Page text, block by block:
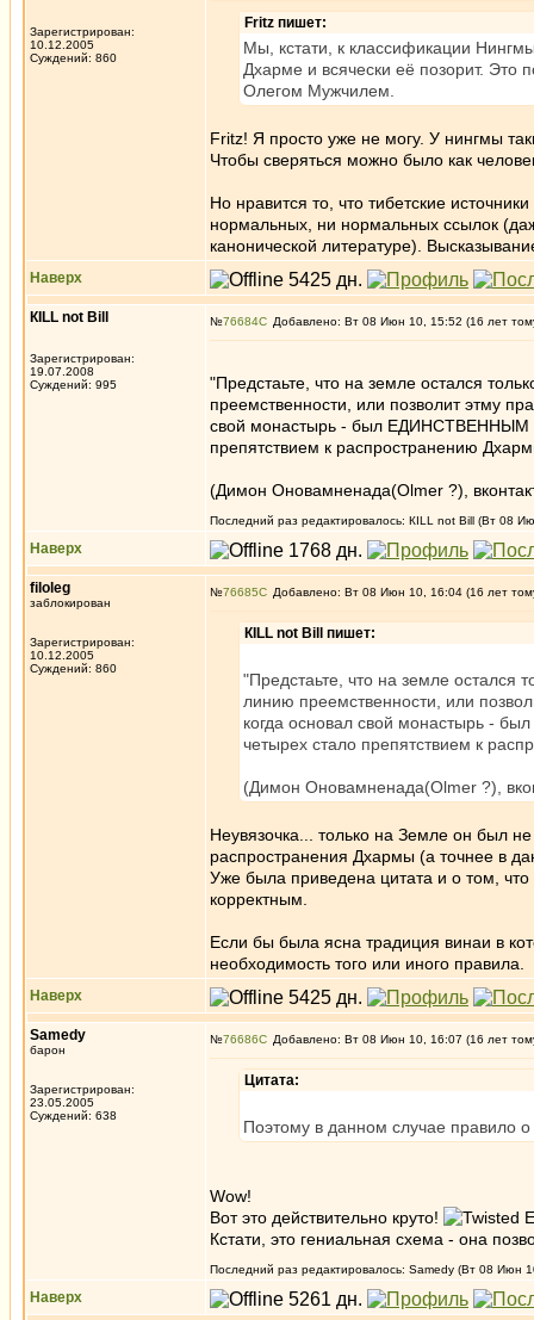
Зарегистрирован:
10.12.2005
Суждений: 860
Fritz пишет:
Мы, кстати, к классификации
Дхарме и всячески её позорит. Это
Олегом Мужчилем.
Fritz! Я просто уже не могу. У нингмы
Чтобы сверяться можно было как
Но нравится то, что тибетские
нормальных, ни нормальных ссылок
канонической литературе).
Наверх
КILL not Вill
Зарегистрирован:
19.07.2008
Суждений: 995
№76684 Добавлено: Вт 08 Июн 10, 15:52 (16 лет
"Предстаьте, что на земле остался
преемственности, или позволит этму
свой монастырь - был ЕДИНСТВЕННЫМ
препятствием к распространению
(Димон Оновамненада(Оlmer ?),
Последний раз редактировалось: КILL not Вill (Вт 08
Наверх
filoleg
заблокирован
Зарегистрирован:
10.12.2005
Суждений: 860
№76685 Добавлено: Вт 08 Июн 10, 16:04 (16 лет
КILL not Вill пишет:
"Предстаьте, что на земле остался
линию преемственности, или
когда основал свой монастырь -
четырех стало препятствием к
(Димон Оновамненада(Оlmer ?),
Неувязочка... только на Земле он был
распространения Дхармы (а точнее в
Уже была приведена цитата и о том,
корректным.
Если бы была ясна традиция винаи в
необходимость того или иного правила.
Наверх
Samedy
барон
Зарегистрирован:
23.05.2005
Суждений: 638
№76686 Добавлено: Вт 08 Июн 10, 16:07 (16 лет
Цитата:
Поэтому в данном случае правило
Wow!
Вот это действительно круто!
Кстати, это гениальная схема - она
Последний раз редактировалось: Samedy (Вт 08 Июн
Наверх